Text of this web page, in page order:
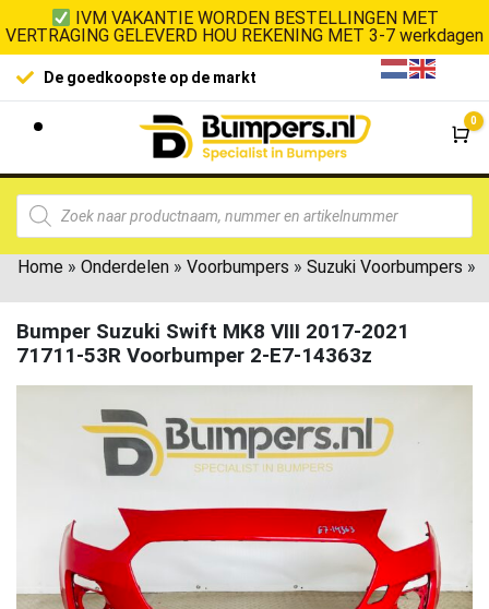
IVM VAKANTIE WORDEN BESTELLINGEN MET
VERTRAGING GELEVERD HOU REKENING MET 3-7 werkdagen
De goedkoopste op de markt
0
Home » Onderdelen » Voorbumpers » Suzuki Voorbumpers »
Bumper Suzuki Swift MK8 VIII 2017-2021
71711-53R Voorbumper 2-E7-14363z